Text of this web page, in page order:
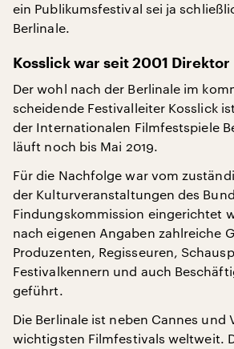
ein Publikumsfestival sei ja
Berlinale.
Kosslick war seit 2001 Direktor
Der wohl nach der Berlinale im
scheidende Festivalleiter Kosslick
der Internationalen Filmfestspiele
läuft noch bis Mai 2019.
Für die Nachfolge war vom
der Kulturveranstaltungen des
Findungskommission eingerichtet
nach eigenen Angaben zahlreiche
Produzenten, Regisseuren,
Festivalkennern und auch
geführt.
Die Berlinale ist neben Cannes und
wichtigsten Filmfestivals weltweit.